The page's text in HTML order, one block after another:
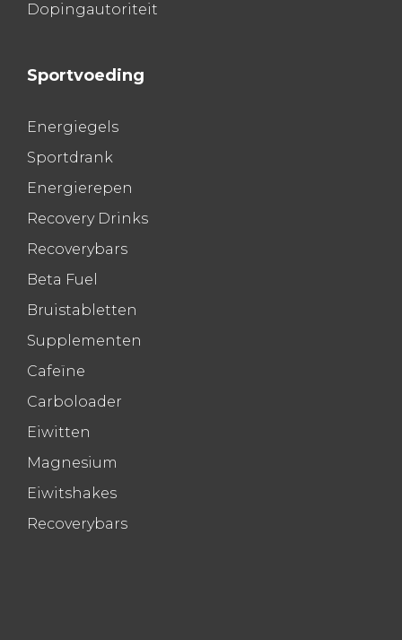
Dopingautoriteit
Sportvoeding
Energiegels
Sportdrank
Energierepen
Recovery Drinks
Recoverybars
Beta Fuel
Bruistabletten
Supplementen
Cafeïne
Carboloader
Eiwitten
Magnesium
Eiwitshakes
Recoverybars